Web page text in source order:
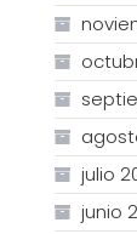
julio
junio